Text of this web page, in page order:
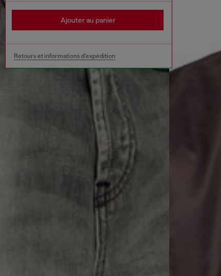
Ajouter au panier
Retours et informations d'expédition